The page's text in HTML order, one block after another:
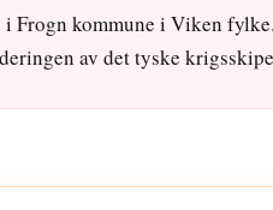
Frogn kommune i Viken
av det tyske